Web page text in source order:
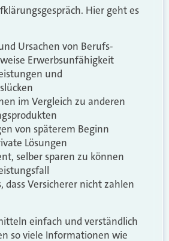
Hier geht es
Ursachen von Berufs-
Erwerbsunfähigkeit
und
im Vergleich zu anderen
von späterem Beginn
Lösungen
selber sparen zu können
dass Versicherer nicht zahlen
einfach und verständlich
so viele Informationen wie